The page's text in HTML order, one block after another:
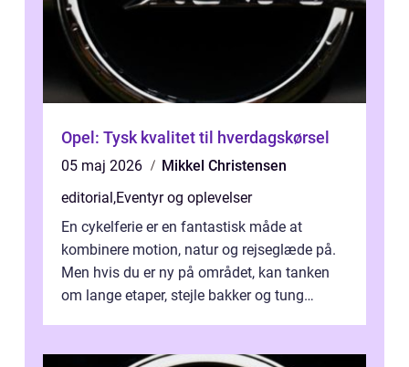
Opel: Tysk kvalitet til hverdagskørsel
05 maj 2026
Mikkel Christensen
editorial,Eventyr og oplevelser
En cykelferie er en fantastisk måde at
kombinere motion, natur og rejseglæde på.
Men hvis du er ny på området, kan tanken
om lange etaper, stejle bakker og tung